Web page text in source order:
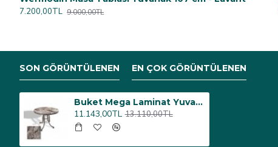
7.200,00TL 9.000,00TL
SON GÖRÜNTÜLENEN EN ÇOK GÖRÜNTÜLENEN
Buket Mega Laminat Yuvarlak Mutfak Masası Q100 - Sydney
11.143,00TL 13.110,00TL